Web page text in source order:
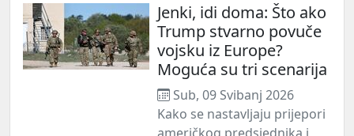
Jenki, idi doma: Što ako
Trump stvarno povuče
vojsku iz Europe?
Moguća su tri scenarija
Sub, 09 Svibanj 2026
Kako se nastavljaju prijepori